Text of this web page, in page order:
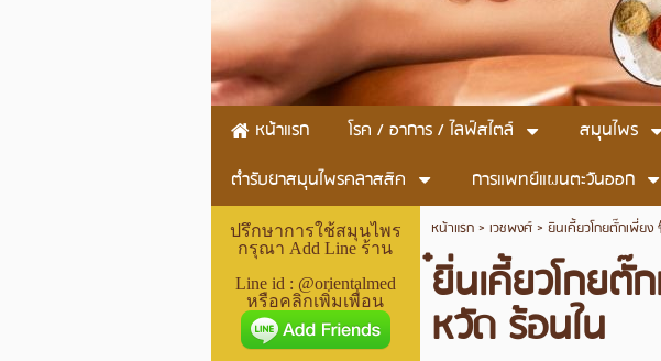
หน้าแรก โรค / อาการ / ไลฟ์สไตล์ สมุนไพร
ตำรับยาสมุนไพรคลาสสิค
การแพทย์แผนตะวันออก
ปรึกษาการใช้สมุนไพร
กรุณา Add Line ร้าน
Line id : @orientalmed
หรือคลิกเพิ่มเพื่อน
หน้าแรก> เวชพงศ์> ยินเคี้ยวโกยตั๊กเพี่ยง
ยิ่นเคี้ยวโกยตั๊
หวัด ร้อนใน